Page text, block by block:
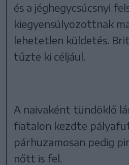
és a jéghegycsúcsnyi
kiegyensúlyozottnak
lehetetlen küldetés.
tűzte ki céljául.
A naivaként tündöklő
fiatalon kezdte
párhuzamosan pedig
nőtt is fel.